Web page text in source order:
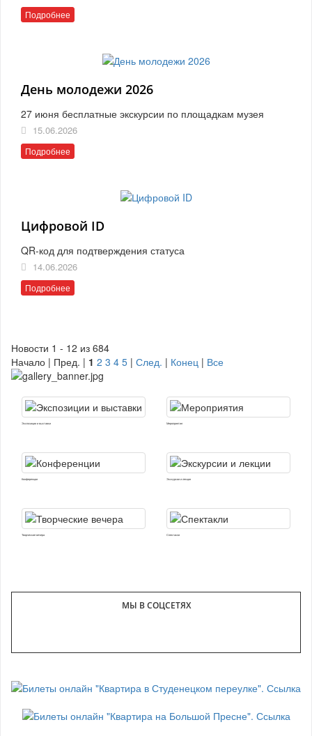
Подробнее
День молодежи 2026
27 июня бесплатные экскурсии по площадкам музея
15.06.2026
Подробнее
Цифровой ID
QR-код для подтверждения статуса
14.06.2026
Подробнее
Новости 1 - 12 из 684
Начало | Пред. | 1 2 3 4 5 | След. | Конец | Все
Экспозиции и выставки Мероприятия
Конференции Экскурсии и лекции
Творческие вечера Спектакли
МЫ В СОЦСЕТЯХ